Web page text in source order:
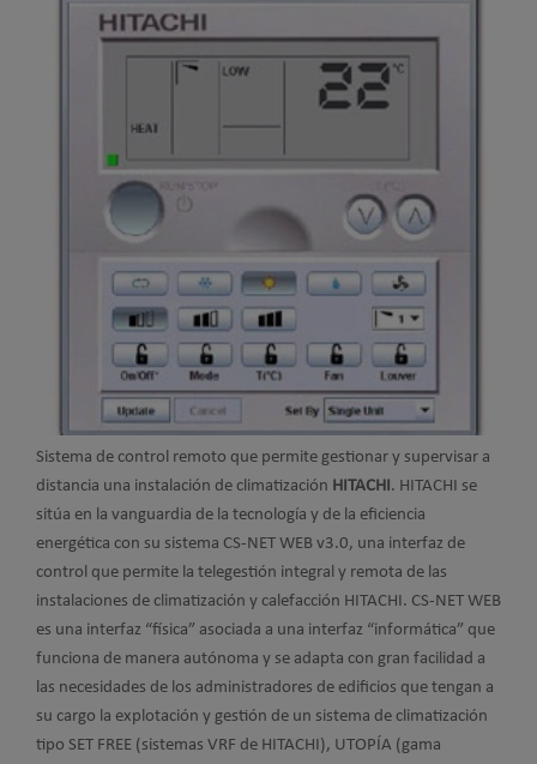
Sistema de control remoto que permite gestionar y supervisar a
distancia una instalación de climatización HITACHI. HITACHI se
sitúa en la vanguardia de la tecnología y de la eficiencia
energética con su sistema CS-NET WEB v3.0, una interfaz de
control que permite la telegestión integral y remota de las
instalaciones de climatización y calefacción HITACHI. CS-NET WEB
es una interfaz “física” asociada a una interfaz “informática” que
funciona de manera autónoma y se adapta con gran facilidad a
las necesidades de los administradores de edificios que tengan a
su cargo la explotación y gestión de un sistema de climatización
tipo SET FREE (sistemas VRF de HITACHI), UTOPÍA (gama